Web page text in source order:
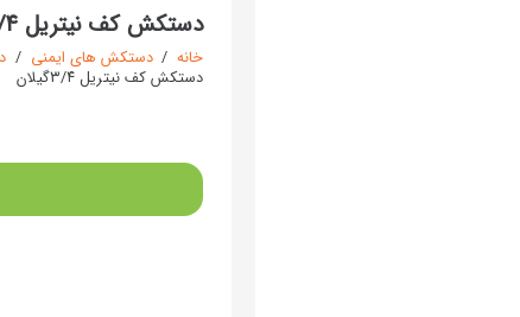
دستکش کف نیتریل ۳/۴گیلان
خانه / دستکش های ایمنی /
دستکش کف نیتریل ۳/۴گیلان